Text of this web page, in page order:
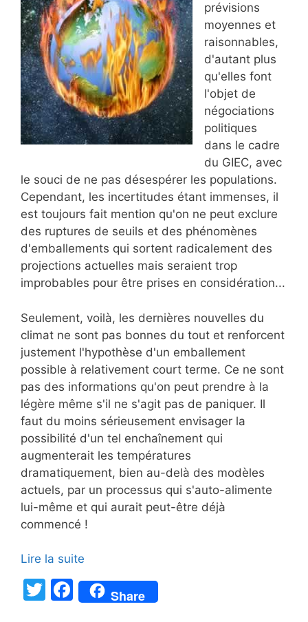
prévisions
moyennes et
raisonnables,
d'autant plus
qu'elles font
l'objet de
négociations
politiques
dans le cadre
du GIEC, avec
le souci de ne pas désespérer les populations.
Cependant, les incertitudes étant immenses, il
est toujours fait mention qu'on ne peut exclure
des ruptures de seuils et des phénomènes
d'emballements qui sortent radicalement des
projections actuelles mais seraient trop
improbables pour être prises en considération...
Seulement, voilà, les dernières nouvelles du
climat ne sont pas bonnes du tout et renforcent
justement l'hypothèse d'un emballement
possible à relativement court terme. Ce ne sont
pas des informations qu'on peut prendre à la
légère même s'il ne s'agit pas de paniquer. Il
faut du moins sérieusement envisager la
possibilité d'un tel enchaînement qui
augmenterait les températures
dramatiquement, bien au-delà des modèles
actuels, par un processus qui s'auto-alimente
lui-même et qui aurait peut-être déjà
commencé !
Lire la suite
T
F
a
Share